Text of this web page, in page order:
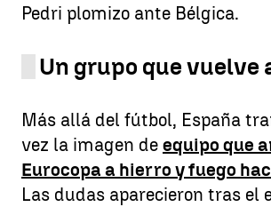
Pedri plomizo ante Bélgica.
Un grupo que vuelve
Más allá del fútbol, España
vez la imagen de equipo que
Eurocopa a hierro y fuego
Las dudas aparecieron tras el